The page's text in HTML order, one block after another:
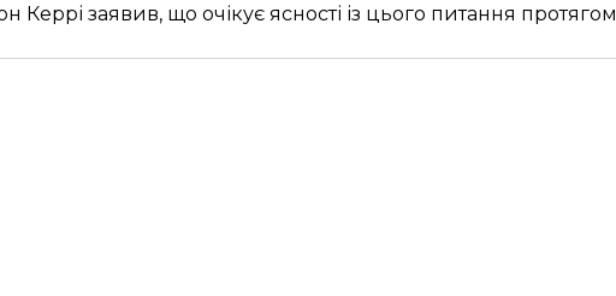
заявив, що очікує ясності із цього питання протягом